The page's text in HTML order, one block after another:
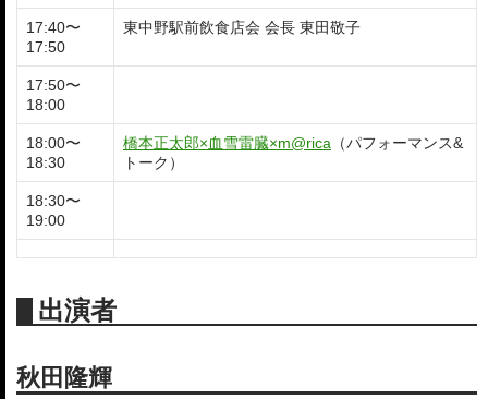
17:40〜
17:50
東中野駅前飲食店会 会長 東田敬子
17:50〜
18:00
18:00〜
18:30
橋本正太郎×血雪雷臓×m@rica （パフォーマンス&
トーク）
18:30〜
19:00
出演者
秋田隆輝